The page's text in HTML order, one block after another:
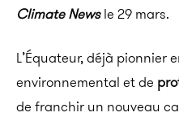
Climate Newsle 29 mars.
L’Équateur, déjà pionnier
environnemental et de
de franchir un nouveau